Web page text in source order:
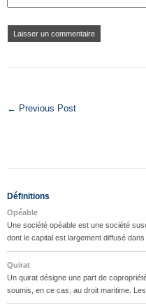
← Previous Post
Définitions
Opéable
Une société opéable est une société
dont le capital est largement diffusé
Quirat
Un quirat désigne une part de
soumis, en ce cas, au droit maritime.